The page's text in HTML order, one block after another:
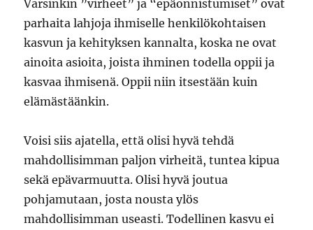
Varsinkin ”virheet” ja “epäonnistumiset” ovat
parhaita lahjoja ihmiselle henkilökohtaisen
kasvun ja kehityksen kannalta, koska ne ovat
ainoita asioita, joista ihminen todella oppii ja
kasvaa ihmisenä. Oppii niin itsestään kuin
elämästäänkin.
Voisi siis ajatella, että olisi hyvä tehdä
mahdollisimman paljon virheitä, tuntea kipua
sekä epävarmuutta. Olisi hyvä joutua
pohjamutaan, josta nousta ylös
mahdollisimman useasti. Todellinen kasvu ei